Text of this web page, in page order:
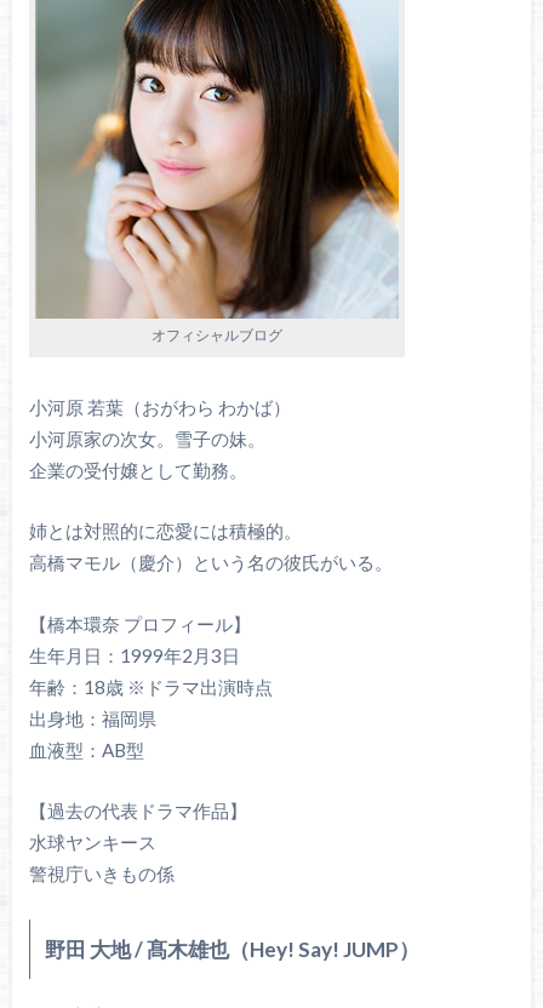
オフィシャルブログ
小河原 若葉（おがわら わかば）
小河原家の次女。雪子の妹。
企業の受付嬢として勤務。
姉とは対照的に恋愛には積極的。
高橋マモル（慶介）という名の彼氏がいる。
【橋本環奈 プロフィール】
生年月日：1999年2月3日
年齢：18歳 ※ドラマ出演時点
出身地：福岡県
血液型：AB型
【過去の代表ドラマ作品】
水球ヤンキース
警視庁いきもの係
野田 大地 / 髙木雄也（Hey! Say! JUMP）